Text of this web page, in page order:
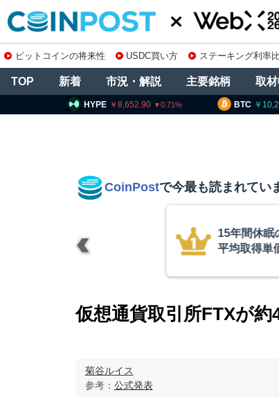
ビットコインの将来性 USDC買い方 ステーキング利率
TOP 新着 市況・解説 主要銘柄 取
BTC 10,270,757 0.47
CoinPostで今最も読まれてい
コインチ
を発表
仮想通貨取引所FTXが約
菊谷ルイス
参考： 公式発表